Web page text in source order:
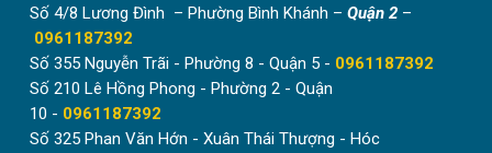
Số 4/8 Lương Đình – Phường Bình Khánh – Quận 2 –
0961187392
Số 355 Nguyễn Trãi - Phường 8 - Quận 5 - 0961187392
Số 210 Lê Hồng Phong - Phường 2 - Quận
10 - 0961187392
Số 325 Phan Văn Hớn - Xuân Thái Thượng - Hóc